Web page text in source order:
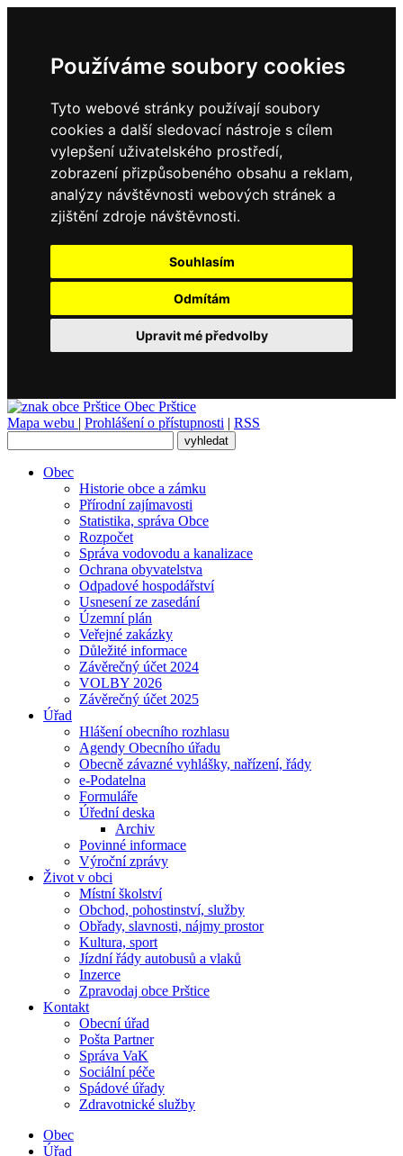
Používáme soubory cookies
Tyto webové stránky používají soubory
cookies a další sledovací nástroje s cílem
vylepšení uživatelského prostředí,
zobrazení přizpůsobeného obsahu a reklam,
analýzy návštěvnosti webových stránek a
zjištění zdroje návštěvnosti.
Souhlasím
Odmítám
Upravit mé předvolby
Obec Prštice
Mapa webu | Prohlášení o přístupnosti | RSS
Obec
Historie obce a zámku
Přírodní zajímavosti
Statistika, správa Obce
Rozpočet
Správa vodovodu a kanalizace
Ochrana obyvatelstva
Odpadové hospodářství
Usnesení ze zasedání
Územní plán
Veřejné zakázky
Důležité informace
Závěrečný účet 2024
VOLBY 2026
Závěrečný účet 2025
Úřad
Hlášení obecního rozhlasu
Agendy Obecního úřadu
Obecně závazné vyhlášky, nařízení, řády
e-Podatelna
Formuláře
Úřední deska
Archiv
Povinné informace
Výroční zprávy
Život v obci
Místní školství
Obchod, pohostinství, služby
Obřady, slavnosti, nájmy prostor
Kultura, sport
Jízdní řády autobusů a vlaků
Inzerce
Zpravodaj obce Prštice
Kontakt
Obecní úřad
Pošta Partner
Správa VaK
Sociální péče
Spádové úřady
Zdravotnické služby
Obec
Úřad